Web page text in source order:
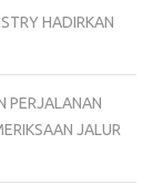
HADIRKAN
PERJALANAN
JALUR